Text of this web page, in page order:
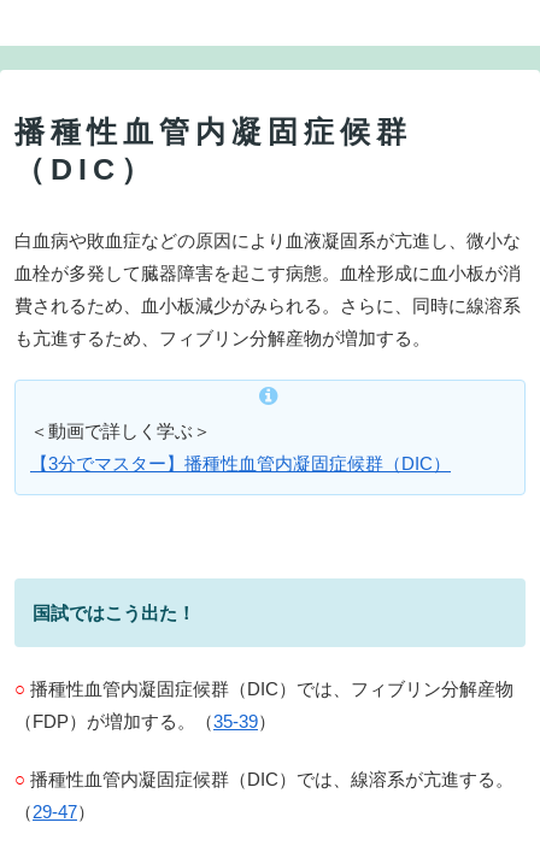
播種性血管内凝固症候群
（DIC）
白血病や敗血症などの原因により血液凝固系が亢進し、微小な
血栓が多発して臓器障害を起こす病態。血栓形成に血小板が消
費されるため、血小板減少がみられる。さらに、同時に線溶系
も亢進するため、フィブリン分解産物が増加する。
＜動画で詳しく学ぶ＞
【3分でマスター】播種性血管内凝固症候群（DIC）
国試ではこう出た！
○ 播種性血管内凝固症候群（DIC）では、フィブリン分解産物
（FDP）が増加する。（35-39）
○ 播種性血管内凝固症候群（DIC）では、線溶系が亢進する。
（29-47）